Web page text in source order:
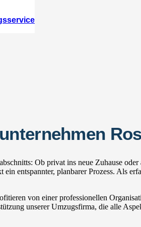
Ob privat ins neue Zuhause
entspannter, planbarer Prozess. Als
von einer professionellen
unserer Umzugsfirma, die alle